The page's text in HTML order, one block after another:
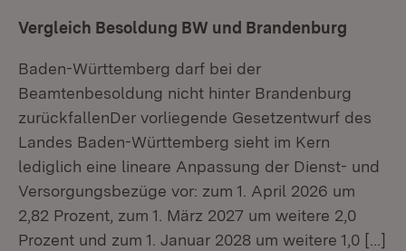
Vergleich Besoldung BW und Brandenburg
Baden-Württemberg darf bei der
Beamtenbesoldung nicht hinter Brandenburg
zurückfallenDer vorliegende Gesetzentwurf des
Landes Baden-Württemberg sieht im Kern
lediglich eine lineare Anpassung der Dienst- und
Versorgungsbezüge vor: zum 1. April 2026 um
2,82 Prozent, zum 1. März 2027 um weitere 2,0
Prozent und zum 1. Januar 2028 um weitere 1,0 […]